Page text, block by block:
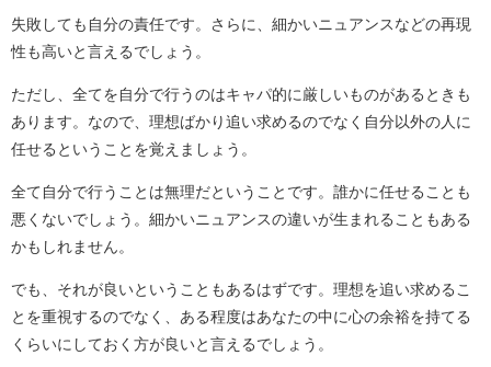
失敗しても自分の責任です。さらに、細かいニュアンスなどの再現
性も高いと言えるでしょう。
ただし、全てを自分で行うのはキャパ的に厳しいものがあるときも
あります。なので、理想ばかり追い求めるのでなく自分以外の人に
任せるということを覚えましょう。
全て自分で行うことは無理だということです。誰かに任せることも
悪くないでしょう。細かいニュアンスの違いが生まれることもある
かもしれません。
でも、それが良いということもあるはずです。理想を追い求めるこ
とを重視するのでなく、ある程度はあなたの中に心の余裕を持てる
くらいにしておく方が良いと言えるでしょう。